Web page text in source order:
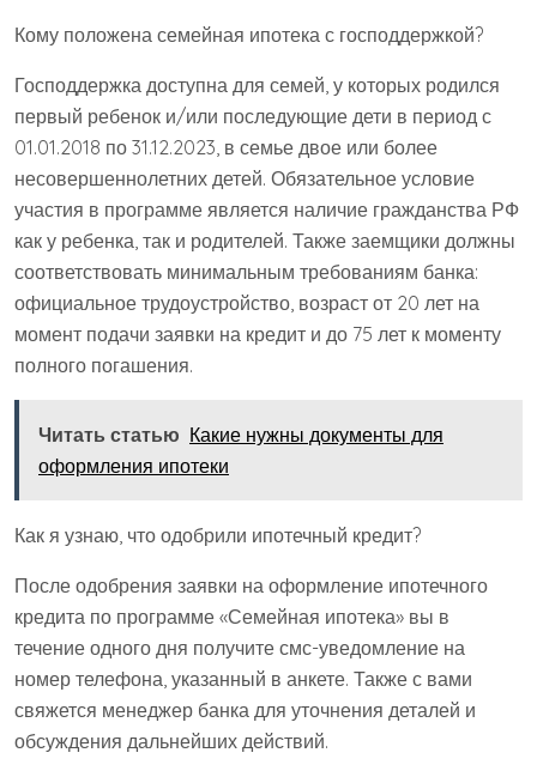
Кому положена семейная ипотека с господдержкой?
Господдержка доступна для семей, у которых родился
первый ребенок и/или последующие дети в период с
01.01.2018 по 31.12.2023, в семье двое или более
несовершеннолетних детей. Обязательное условие
участия в программе является наличие гражданства РФ
как у ребенка, так и родителей. Также заемщики должны
соответствовать минимальным требованиям банка:
официальное трудоустройство, возраст от 20 лет на
момент подачи заявки на кредит и до 75 лет к моменту
полного погашения.
Читать статью Какие нужны документы для
оформления ипотеки
Как я узнаю, что одобрили ипотечный кредит?
После одобрения заявки на оформление ипотечного
кредита по программе «Семейная ипотека» вы в
течение одного дня получите смс-уведомление на
номер телефона, указанный в анкете. Также с вами
свяжется менеджер банка для уточнения деталей и
обсуждения дальнейших действий.